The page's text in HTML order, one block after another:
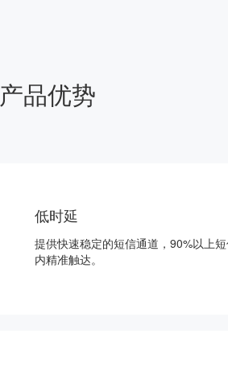
产品优势
低时延
提供快速稳定的短信通道，90%以上
内精准触达。